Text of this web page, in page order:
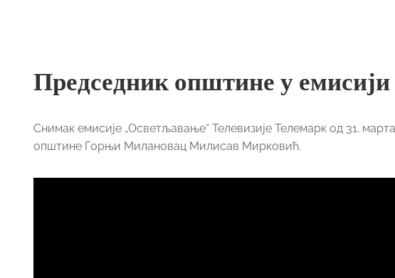
Председник општине у
Снимак емисије „Осветљавање“ Телевизије Телемарк од 31.
општине Горњи Милановац Милисав Мирковић.